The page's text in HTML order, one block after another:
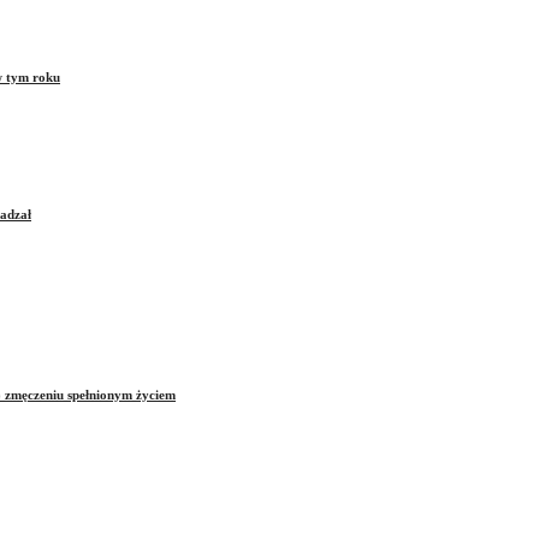
tym roku
spełnionym życiem